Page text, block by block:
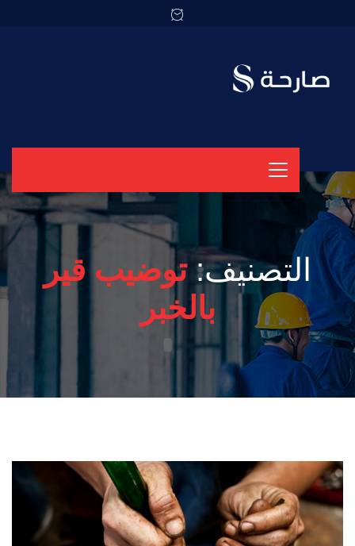
التصنيف:توضيب قير
بالخبر